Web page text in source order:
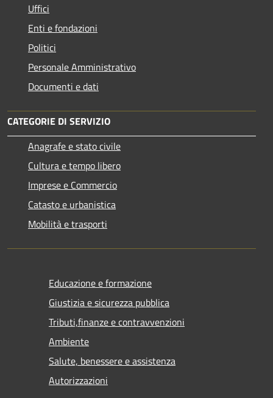
Uffici
Enti e fondazioni
Politici
Personale Amministrativo
Documenti e dati
CATEGORIE DI SERVIZIO
Anagrafe e stato civile
Cultura e tempo libero
Imprese e Commercio
Catasto e urbanistica
Mobilità e trasporti
Educazione e formazione
Giustizia e sicurezza pubblica
Tributi,finanze e contravvenzioni
Ambiente
Salute, benessere e assistenza
Autorizzazioni